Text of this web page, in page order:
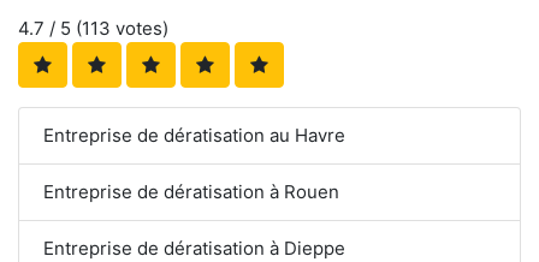
4.7 / 5 (113 votes)
Entreprise de dératisation au Havre
Entreprise de dératisation à Rouen
Entreprise de dératisation à Dieppe